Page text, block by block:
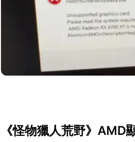
《怪物獵人荒野》AMD